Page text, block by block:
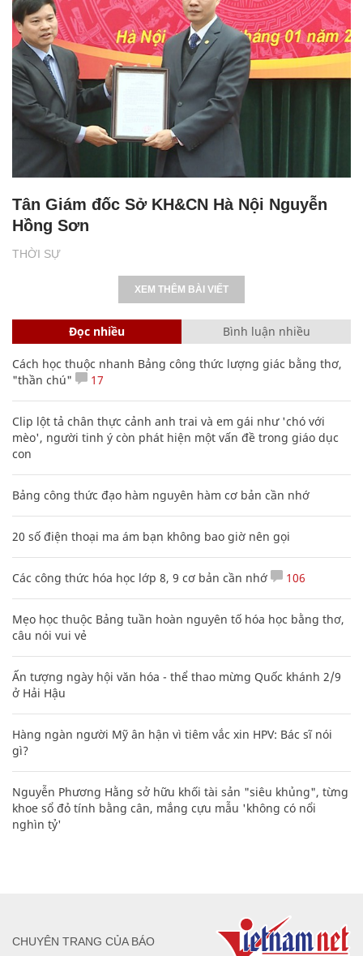
THỜI SỰ
Tân Giám đốc Sở KH&CN Hà Nội Nguyễn
Hồng Sơn
XEM THÊM BÀI VIẾT
Đọc nhiều Bình luận nhiều
Cách học thuộc nhanh Bảng công thức lượng giác bằng thơ,
"thần chú"
17
Clip lột tả chân thực cảnh anh trai và em gái như 'chó với
mèo', người tinh ý còn phát hiện một vấn đề trong giáo dục
con
Bảng công thức đạo hàm nguyên hàm cơ bản cần nhớ
20 số điện thoại ma ám bạn không bao giờ nên gọi
Các công thức hóa học lớp 8, 9 cơ bản cần nhớ 106
Mẹo học thuộc Bảng tuần hoàn nguyên tố hóa học bằng thơ,
câu nói vui vẻ
Ấn tượng ngày hội văn hóa - thể thao mừng Quốc khánh 2/9
ở Hải Hậu
Hàng ngàn người Mỹ ân hận vì tiêm vắc xin HPV: Bác sĩ nói
gì?
Nguyễn Phương Hằng sở hữu khối tài sản "siêu khủng", từng
khoe sổ đỏ tính bằng cân, mắng cựu mẫu 'không có nổi
nghìn tỷ'
CHUYÊN TRANG CỦA BÁO